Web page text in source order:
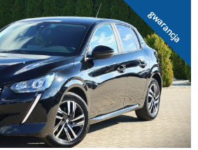
gwarancja